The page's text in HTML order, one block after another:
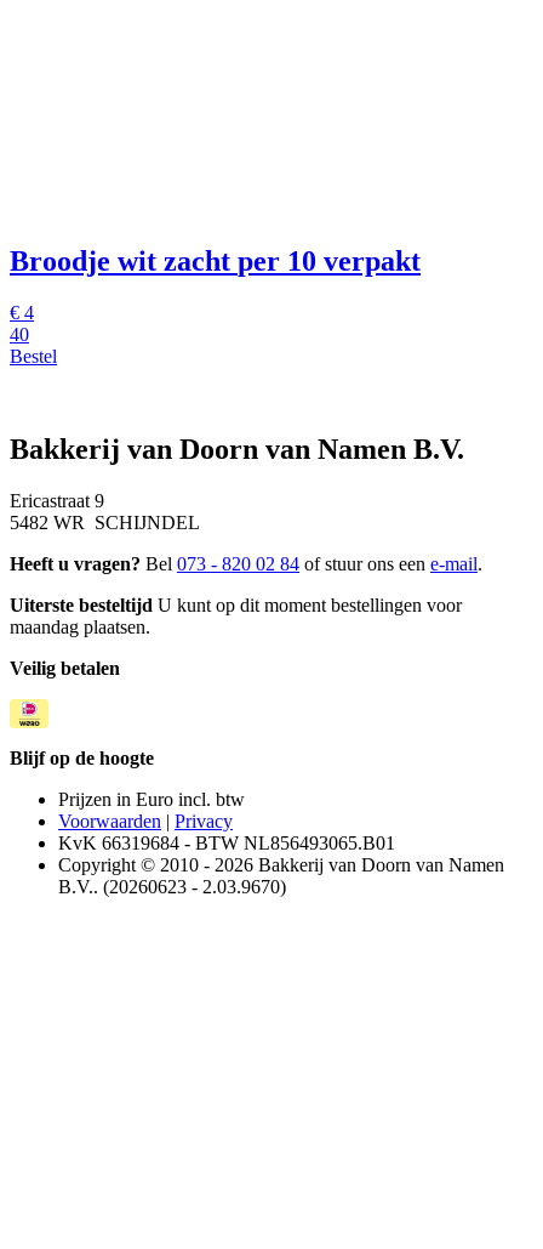
Broodje wit zacht per 10 verpakt
€ 4
40
Bestel
Bakkerij van Doorn van Namen B.V.
Ericastraat 9
5482 WR SCHIJNDEL
Heeft u vragen? Bel 073 - 820 02 84 of stuur ons een e-mail.
Uiterste besteltijd U kunt op dit moment bestellingen voor
maandag plaatsen.
Veilig betalen
Blijf op de hoogte
Prijzen in Euro incl. btw
Voorwaarden | Privacy
KvK 66319684 - BTW NL856493065.B01
Copyright © 2010 - 2026 Bakkerij van Doorn van Namen
B.V.. (20260623 - 2.03.9670)